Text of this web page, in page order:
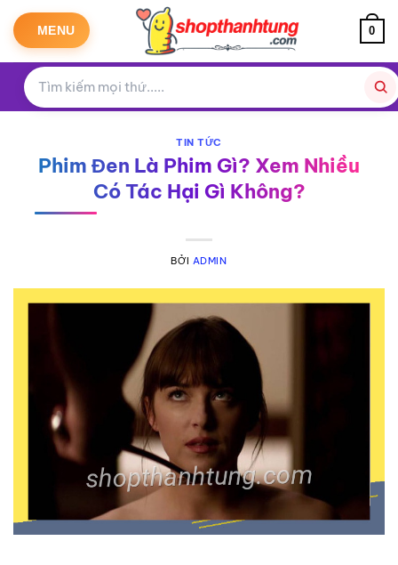
qua
dung
MENU 0
TIN TỨC
Phim Đen Là Phim Gì? Xem Nhiều
Có Tác Hại Gì Không?
BỞI ADMIN